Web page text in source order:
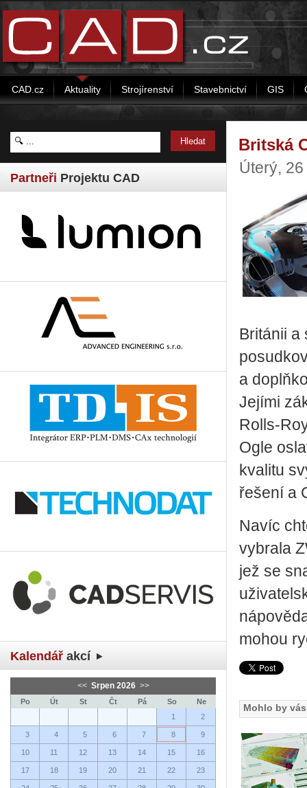
CAD.cz Aktuality Strojírenství Stavebnictví GIS
Partneři Projektu CAD
Kalendář akcí
<< Srpen 2026 >>
Po Út St Čt Pá So
Ne
1
2
3 4 5 6 7 8 9
10 11 12 13 14 15 16
17 18 19 20 21 22 23
Britská
Úterý,
Británii a
a
Jejími
Rolls-
Ogle
kvalitu
řešení a
Navíc
vybrala
jež se
mohou
Mohlo by